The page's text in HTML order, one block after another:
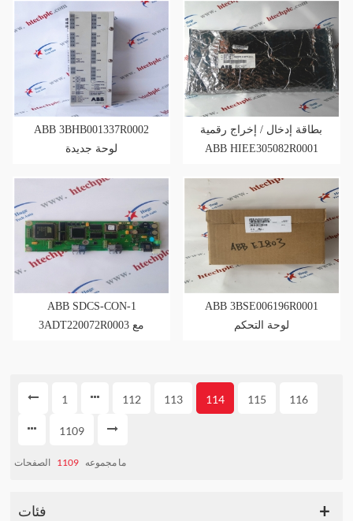
ABB 3BHB001337R0002
لوحة جديدة
بطاقة إدخال / إخراج رقمية
ABB HIEE305082R0001
ABB SDCS-CON-1
3ADT220072R0003 مع
ABB 3BSE006196R0001
لوحة التحكم
1 112 113 114 115 116
1109
ما مجموعه 1109 الصفحات
فئات